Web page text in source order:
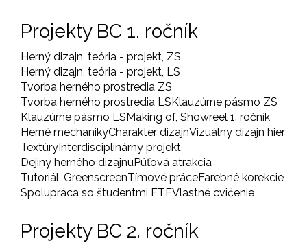
Projekty BC 1. ročník
Herný dizajn, teória - projekt, ZS
Herný dizajn, teória - projekt, LS
Tvorba herného prostredia ZS
Tvorba herného prostredia LSKlauzúrne pásmo ZS
Klauzúrne pásmo LSMaking of, Showreel 1. ročník
Herné mechanikyCharakter dizajnVizuálny dizajn hier
TextúryInterdisciplinárny projekt
Dejiny herného dizajnuPúťová atrakcia
Tutoriál, GreenscreenTímové práceFarebné korekcie
Spolupráca so študentmi FTFVlastné cvičenie
Projekty BC 2. ročník